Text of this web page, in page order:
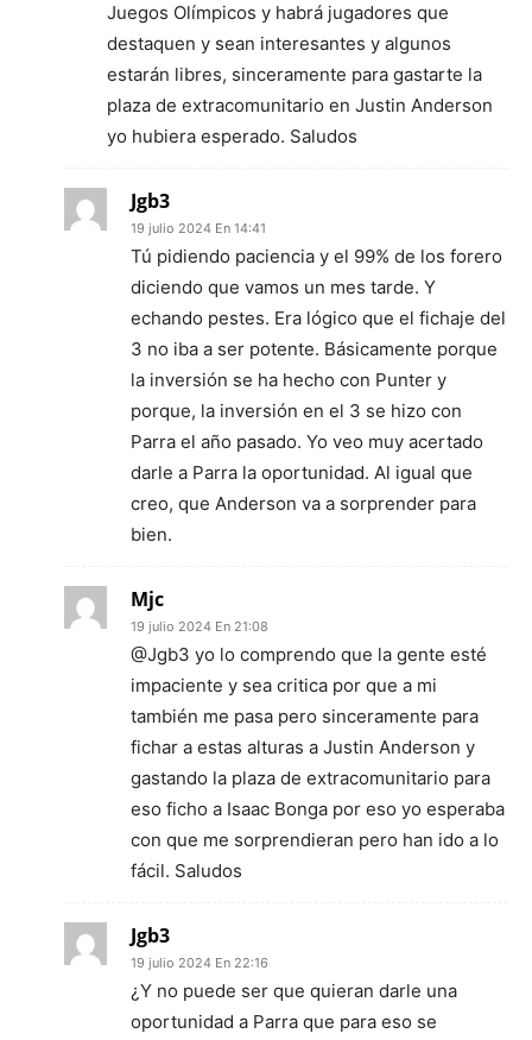
Juegos Olímpicos y habrá jugadores que
destaquen y sean interesantes y algunos
estarán libres, sinceramente para gastarte la
plaza de extracomunitario en Justin Anderson
yo hubiera esperado. Saludos
Jgb3
19 julio 2024 En 14:41
Tú pidiendo paciencia y el 99% de los forero
diciendo que vamos un mes tarde. Y
echando pestes. Era lógico que el fichaje del
3 no iba a ser potente. Básicamente porque
la inversión se ha hecho con Punter y
porque, la inversión en el 3 se hizo con
Parra el año pasado. Yo veo muy acertado
darle a Parra la oportunidad. Al igual que
creo, que Anderson va a sorprender para
bien.
Mjc
19 julio 2024 En 21:08
@Jgb3 yo lo comprendo que la gente esté
impaciente y sea critica por que a mi
también me pasa pero sinceramente para
fichar a estas alturas a Justin Anderson y
gastando la plaza de extracomunitario para
eso ficho a Isaac Bonga por eso yo esperaba
con que me sorprendieran pero han ido a lo
fácil. Saludos
Jgb3
19 julio 2024 En 22:16
¿Y no puede ser que quieran darle una
oportunidad a Parra que para eso se